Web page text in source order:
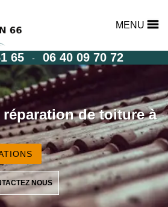
MENU
65 - 06 40 09 70 72
de toiture à
NOUS